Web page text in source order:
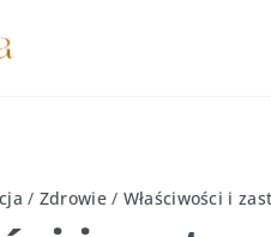
/ Zdrowie/ Właściwości i